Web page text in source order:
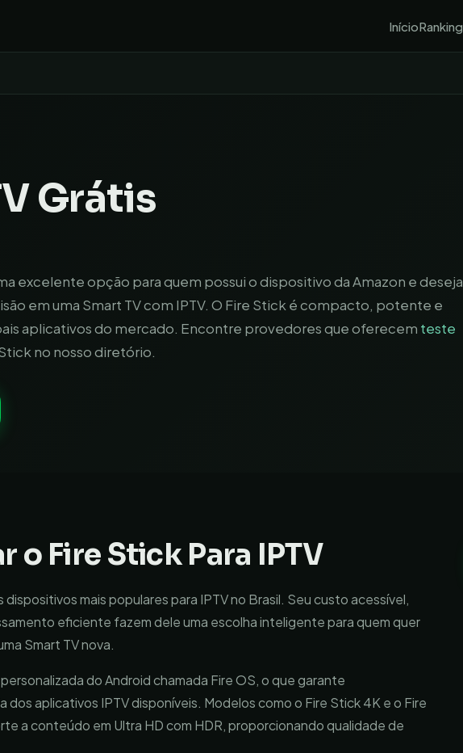
InícioRanking
Grátis
excelente opção para quem possui o dispositivo da Amazon e deseja
em uma Smart TV com IPTV. O Fire Stick é compacto, potente e
aplicativos do mercado. Encontre provedores que oferecem teste
no nosso diretório.
o Fire Stick Para IPTV
dispositivos mais populares para IPTV no Brasil. Seu custo acessível,
eficiente fazem dele uma escolha inteligente para quem quer
Smart TV nova.
do Android chamada Fire OS, o que garante
dos aplicativos IPTV disponíveis. Modelos como o Fire Stick 4K e o Fire
a conteúdo em Ultra HD com HDR, proporcionando qualidade de